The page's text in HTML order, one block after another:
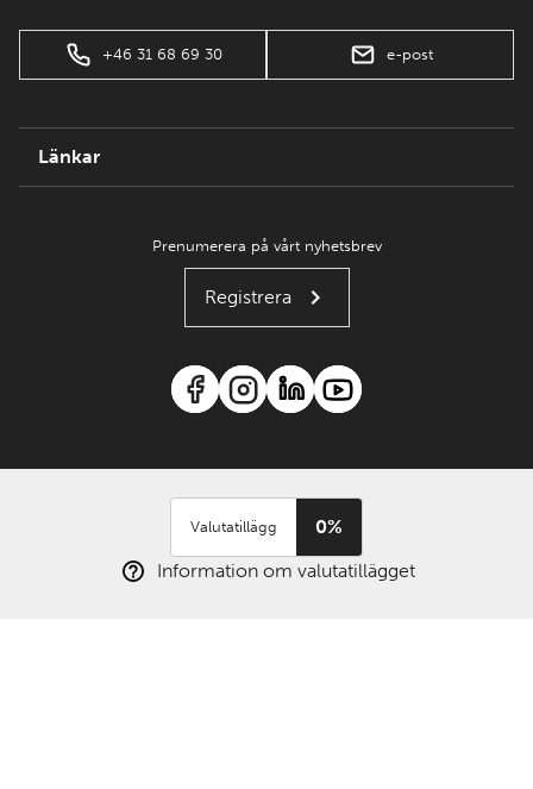
+46 31 68 69 30 e-post
Länkar
Prenumerera på vårt nyhetsbrev
Registrera
Valutatillägg
0%
Information om valutatillägget